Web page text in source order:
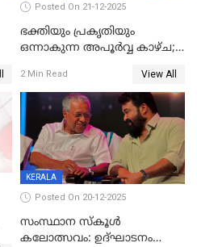
Posted On 21-12-2025
ഭക്തിയും പ്രകൃതിയും
ഒന്നാകുന്ന അപൂര്‍വ്വ കാഴ്ച;
കാഴ്ചാനുഭവമൊരുക്കി
ശബരീ നന്ദനം
2 Min Read View All
KERALA
Posted On 20-12-2025
സംസ്ഥാന സ്കൂൾ
കലോത്സവം: ഉദ്ഘാടനം